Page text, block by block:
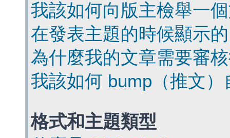
我該如何向版主檢舉一
在發表主題的時候顯示
為什麼我的文章需要審
我該如何 bump（推文
格式和主題類型